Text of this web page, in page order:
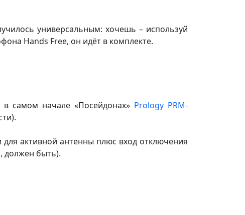
универсальным: хочешь – используй
Hands Free, он идёт в комплекте.
самом начале «Посейдонах» Prology PRM-
активной антенны плюс вход отключения
должен быть).